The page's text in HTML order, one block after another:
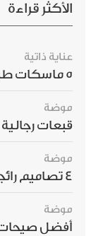
الأكثر قراءة
عناية ذاتية
موضة
موضة
موضة
أفضل صيحات